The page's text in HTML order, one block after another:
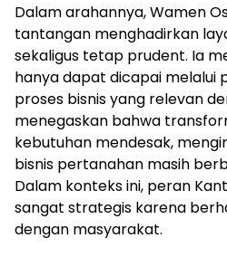
Dalam arahannya, Wamen
tantangan menghadirkan
sekaligus tetap prudent. Ia
hanya dapat dicapai melalui
proses bisnis yang relevan
menegaskan bahwa
kebutuhan mendesak,
bisnis pertanahan masih
Dalam konteks ini, peran
sangat strategis karena
dengan masyarakat.